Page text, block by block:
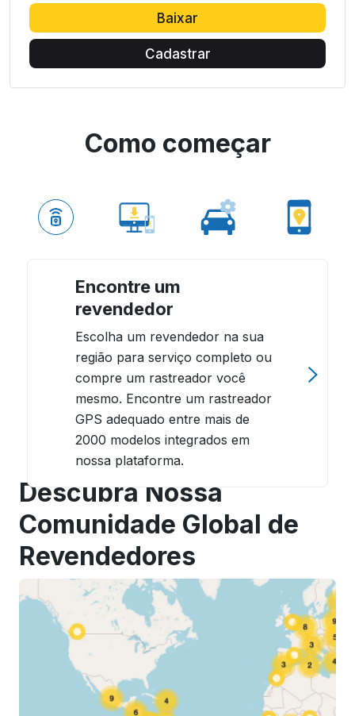
Baixar
Cadastrar
Como começar
Encontre um
revendedor
Escolha um revendedor na sua
região para serviço completo ou
compre um rastreador você
mesmo. Encontre um rastreador
GPS adequado entre mais de
2000 modelos integrados em
nossa plataforma.
Descubra Nossa
Comunidade Global de
Revendedores